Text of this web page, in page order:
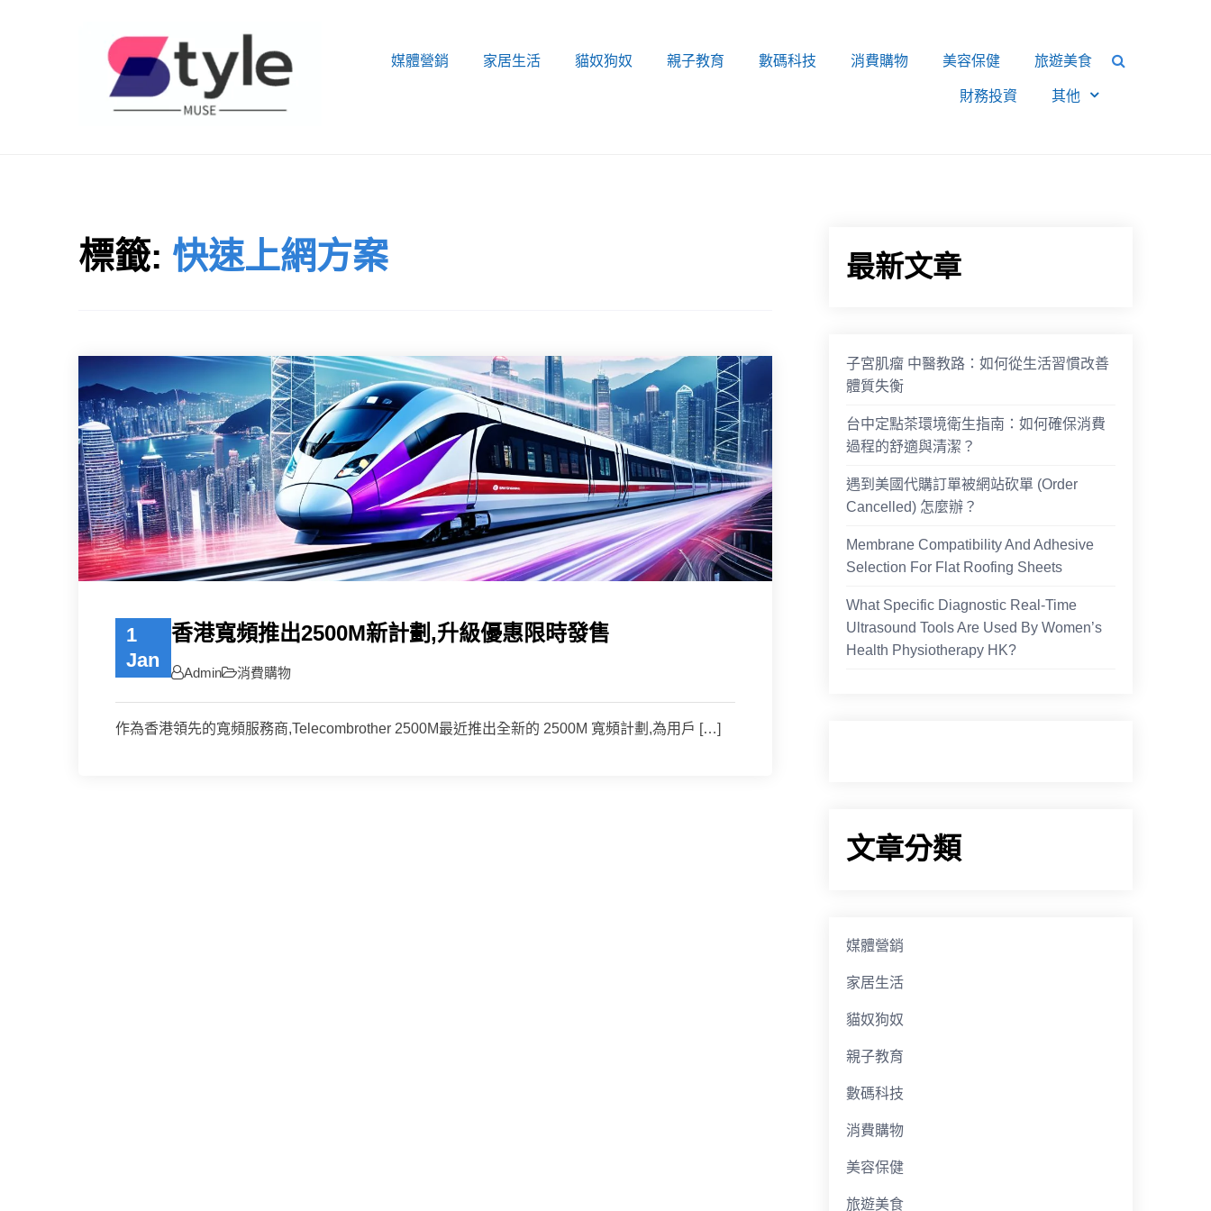
媒體營銷 家居生活 貓奴狗奴 親子教育 數碼科技 消費購物 美容保健 旅遊美食
財務投資 其他
標籤: 快速上網方案
1
Jan
香港寬頻推出2500M新計劃,升級優惠限時發售
Admin 消費購物
作為香港領先的寬頻服務商,Telecombrother 2500M最近推出全新的 2500M 寬頻計劃,為用戶 […]
最新文章
子宮肌瘤 中醫教路：如何從生活習慣改善
體質失衡
台中定點茶環境衛生指南：如何確保消費
過程的舒適與清潔？
遇到美國代購訂單被網站砍單 (Order
Cancelled) 怎麼辦？
Membrane Compatibility And Adhesive
Selection For Flat Roofing Sheets
What Specific Diagnostic Real-Time
Ultrasound Tools Are Used By Women’s
Health Physiotherapy HK?
文章分類
媒體營銷
家居生活
貓奴狗奴
親子教育
數碼科技
消費購物
美容保健
旅遊美食